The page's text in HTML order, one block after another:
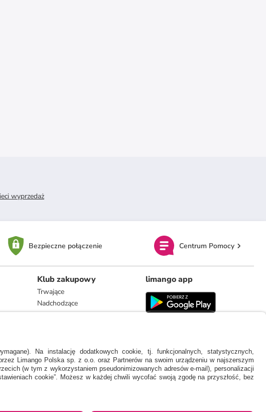
wyprzedaż
Bezpieczne połączenie Centrum Pomocy
Klub zakupowy
Trwające
Nadchodzące
limango app